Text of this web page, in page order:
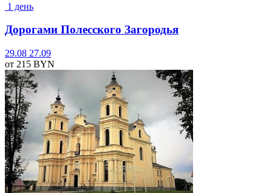
1 день
Дорогами Полесского Загородья
29.08 27.09
от 215 BYN